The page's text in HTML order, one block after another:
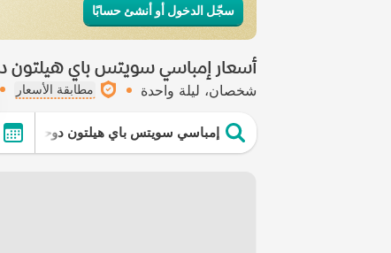
سجّل الدخول أو أنشئ حسابًا
أسعار إمباسي سويتس باي هيلتون
شخصان ليلة واحدة مطابقة الأسعار
إمباسي سويتس باي هيلتون دوحة أولد